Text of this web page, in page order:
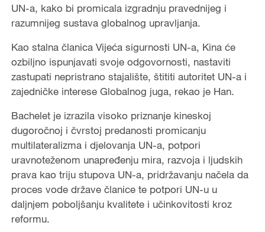
UN-a, kako bi promicala izgradnju pravednijeg i
razumnijeg sustava globalnog upravljanja.
Kao stalna članica Vijeća sigurnosti UN-a, Kina će
ozbiljno ispunjavati svoje odgovornosti, nastaviti
zastupati nepristrano stajalište, štititi autoritet UN-a i
zajedničke interese Globalnog juga, rekao je Han.
Bachelet je izrazila visoko priznanje kineskoj
dugoročnoj i čvrstoj predanosti promicanju
multilateralizma i djelovanja UN-a, potpori
uravnoteženom unapređenju mira, razvoja i ljudskih
prava kao triju stupova UN-a, pridržavanju načela da
proces vode države članice te potpori UN-u u
daljnjem poboljšanju kvalitete i učinkovitosti kroz
reformu.